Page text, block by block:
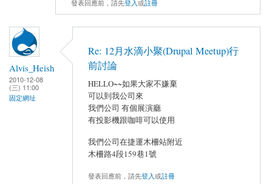
發表回應前，請先登入或註冊
Alvis_Heish
2010-12-08
(三) 11:00
固定網址
Re: 12月水滴小聚(Drupal Meetup)行
前討論
HELLO~~如果大家不嫌棄
可以到我公司來
我們公司 有個展演廳
有投影機跟咖啡可以使用
我們公司在捷運木柵站附近
木柵路4段159巷1號
發表回應前，請先登入或註冊